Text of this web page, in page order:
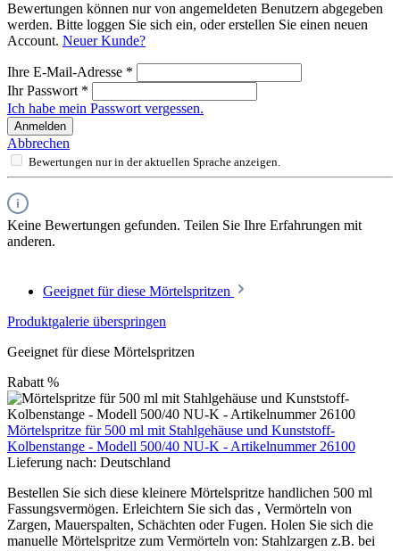
Bewertungen können nur von angemeldeten Benutzern abgegeben
werden. Bitte loggen Sie sich ein, oder erstellen Sie einen neuen
Account. Neuer Kunde?
Ihre E-Mail-Adresse *
Ihr Passwort *
Ich habe mein Passwort vergessen.
Anmelden
Abbrechen
Bewertungen nur in der aktuellen Sprache anzeigen.
Keine Bewertungen gefunden. Teilen Sie Ihre Erfahrungen mit
anderen.
Geeignet für diese Mörtelspritzen
Produktgalerie überspringen
Geeignet für diese Mörtelspritzen
Rabatt %
Mörtelspritze für 500 ml mit Stahlgehäuse und Kunststoff-
Kolbenstange - Modell 500/40 NU-K - Artikelnummer 26100
Lieferung nach: Deutschland
Bestellen Sie sich diese kleinere Mörtelspritze handlichen 500 ml
Fassungsvermögen. Erleichtern Sie sich das , Vermörteln von
Zargen, Mauerspalten, Schächten oder Fugen. Holen Sie sich die
manuelle Mörtelspritze zum Vermörteln von: Stahlzargen z.B. bei